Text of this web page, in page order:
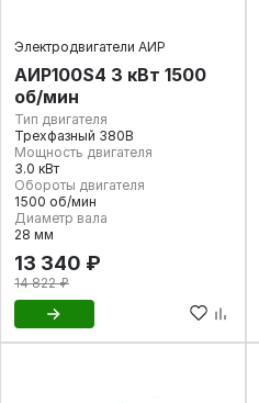
Электродвигатели АИР
АИР100S4 3 кВт 1500
об/мин
Тип двигателя
Трехфазный 380В
Мощность двигателя
3.0 кВт
Обороты двигателя
1500 об/мин
Диаметр вала
28 мм
13 340 ₽
14 822 ₽